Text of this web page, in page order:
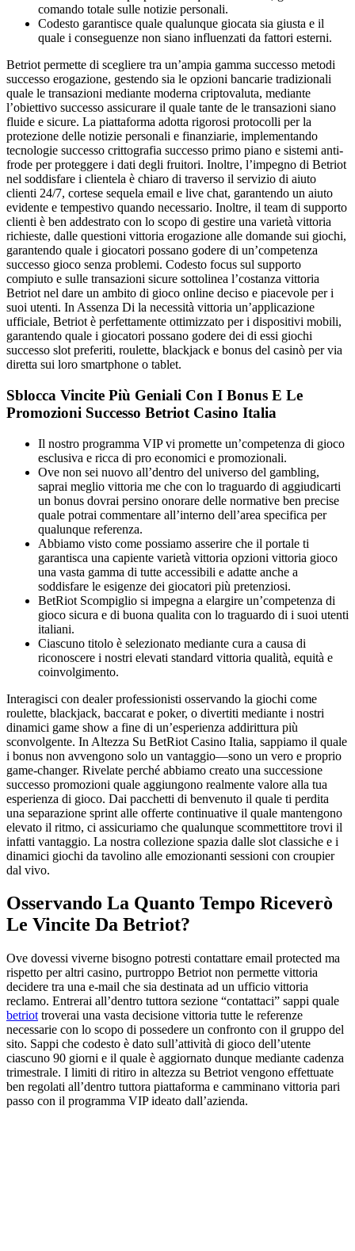
comando totale sulle notizie personali.
Codesto garantisce quale qualunque giocata sia giusta e il
quale i conseguenze non siano influenzati da fattori esterni.
Betriot permette di scegliere tra un’ampia gamma successo metodi
successo erogazione, gestendo sia le opzioni bancarie tradizionali
quale le transazioni mediante moderna criptovaluta, mediante
l’obiettivo successo assicurare il quale tante de le transazioni siano
fluide e sicure. La piattaforma adotta rigorosi protocolli per la
protezione delle notizie personali e finanziarie, implementando
tecnologie successo crittografia successo primo piano e sistemi anti-
frode per proteggere i dati degli fruitori. Inoltre, l’impegno di Betriot
nel soddisfare i clientela è chiaro di traverso il servizio di aiuto
clienti 24/7, cortese sequela email e live chat, garantendo un aiuto
evidente e tempestivo quando necessario. Inoltre, il team di supporto
clienti è ben addestrato con lo scopo di gestire una varietà vittoria
richieste, dalle questioni vittoria erogazione alle domande sui giochi,
garantendo quale i giocatori possano godere di un’competenza
successo gioco senza problemi. Codesto focus sul supporto
compiuto e sulle transazioni sicure sottolinea l’costanza vittoria
Betriot nel dare un ambito di gioco online deciso e piacevole per i
suoi utenti. In Assenza Di la necessità vittoria un’applicazione
ufficiale, Betriot è perfettamente ottimizzato per i dispositivi mobili,
garantendo quale i giocatori possano godere dei di essi giochi
successo slot preferiti, roulette, blackjack e bonus del casinò per via
diretta sui loro smartphone o tablet.
Sblocca Vincite Più Geniali Con I Bonus E Le
Promozioni Successo Betriot Casino Italia
Il nostro programma VIP vi promette un’competenza di gioco
esclusiva e ricca di pro economici e promozionali.
Ove non sei nuovo all’dentro del universo del gambling,
saprai meglio vittoria me che con lo traguardo di aggiudicarti
un bonus dovrai persino onorare delle normative ben precise
quale potrai commentare all’interno dell’area specifica per
qualunque referenza.
Abbiamo visto come possiamo asserire che il portale ti
garantisca una capiente varietà vittoria opzioni vittoria gioco
una vasta gamma di tutte accessibili e adatte anche a
soddisfare le esigenze dei giocatori più pretenziosi.
BetRiot Scompiglio si impegna a elargire un’competenza di
gioco sicura e di buona qualita con lo traguardo di i suoi utenti
italiani.
Ciascuno titolo è selezionato mediante cura a causa di
riconoscere i nostri elevati standard vittoria qualità, equità e
coinvolgimento.
Interagisci con dealer professionisti osservando la giochi come
roulette, blackjack, baccarat e poker, o divertiti mediante i nostri
dinamici game show a fine di un’esperienza addirittura più
sconvolgente. In Altezza Su BetRiot Casino Italia, sappiamo il quale
i bonus non avvengono solo un vantaggio—sono un vero e proprio
game-changer. Rivelate perché abbiamo creato una successione
successo promozioni quale aggiungono realmente valore alla tua
esperienza di gioco. Dai pacchetti di benvenuto il quale ti perdita
una separazione sprint alle offerte continuative il quale mantengono
elevato il ritmo, ci assicuriamo che qualunque scommettitore trovi il
infatti vantaggio. La nostra collezione spazia dalle slot classiche e i
dinamici giochi da tavolino alle emozionanti sessioni con croupier
dal vivo.
Osservando La Quanto Tempo Riceverò
Le Vincite Da Betriot?
Ove dovessi viverne bisogno potresti contattare email protected ma
rispetto per altri casino, purtroppo Betriot non permette vittoria
decidere tra una e-mail che sia destinata ad un ufficio vittoria
reclamo. Entrerai all’dentro tuttora sezione “contattaci” sappi quale
betriot troverai una vasta decisione vittoria tutte le referenze
necessarie con lo scopo di possedere un confronto con il gruppo del
sito. Sappi che codesto è dato sull’attività di gioco dell’utente
ciascuno 90 giorni e il quale è aggiornato dunque mediante cadenza
trimestrale. I limiti di ritiro in altezza su Betriot vengono effettuate
ben regolati all’dentro tuttora piattaforma e camminano vittoria pari
passo con il programma VIP ideato dall’azienda.